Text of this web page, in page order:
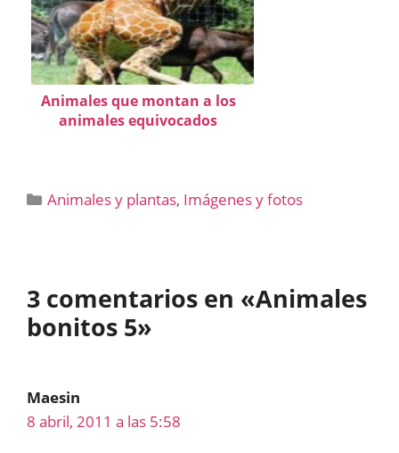
Animales que montan a los
animales equivocados
Categorías
Animales y plantas, Imágenes y fotos
3 comentarios en «Animales
bonitos 5»
Maesin
8 abril, 2011 a las 5:58